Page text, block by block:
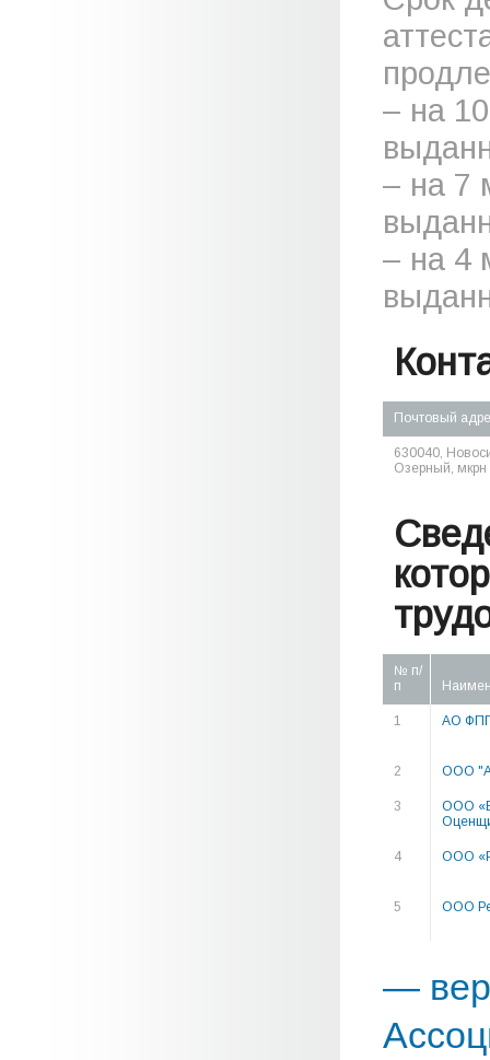
– на
– на 7
– на 4
Почтовый
630040,
Озерный, мкрн
№ п/
п
1 АО
2 ООО
3
ООО
4 ООО
5 ООО
—